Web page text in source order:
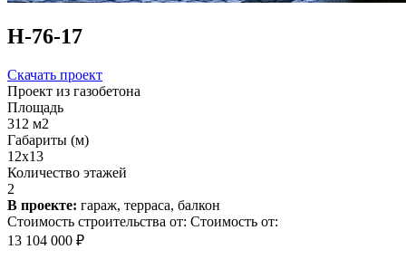
Н-76-17
Скачать проект
Проект из газобетона
Площадь
312 м2
Габариты (м)
12x13
Количество этажей
2
В проекте: гараж, терраса, балкон
Стоимость строительства от: Стоимость от:
13 104 000 ₽